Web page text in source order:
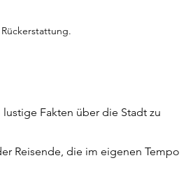
Fakten über die Stadt zu
Reisende, die im eigenen Tempo